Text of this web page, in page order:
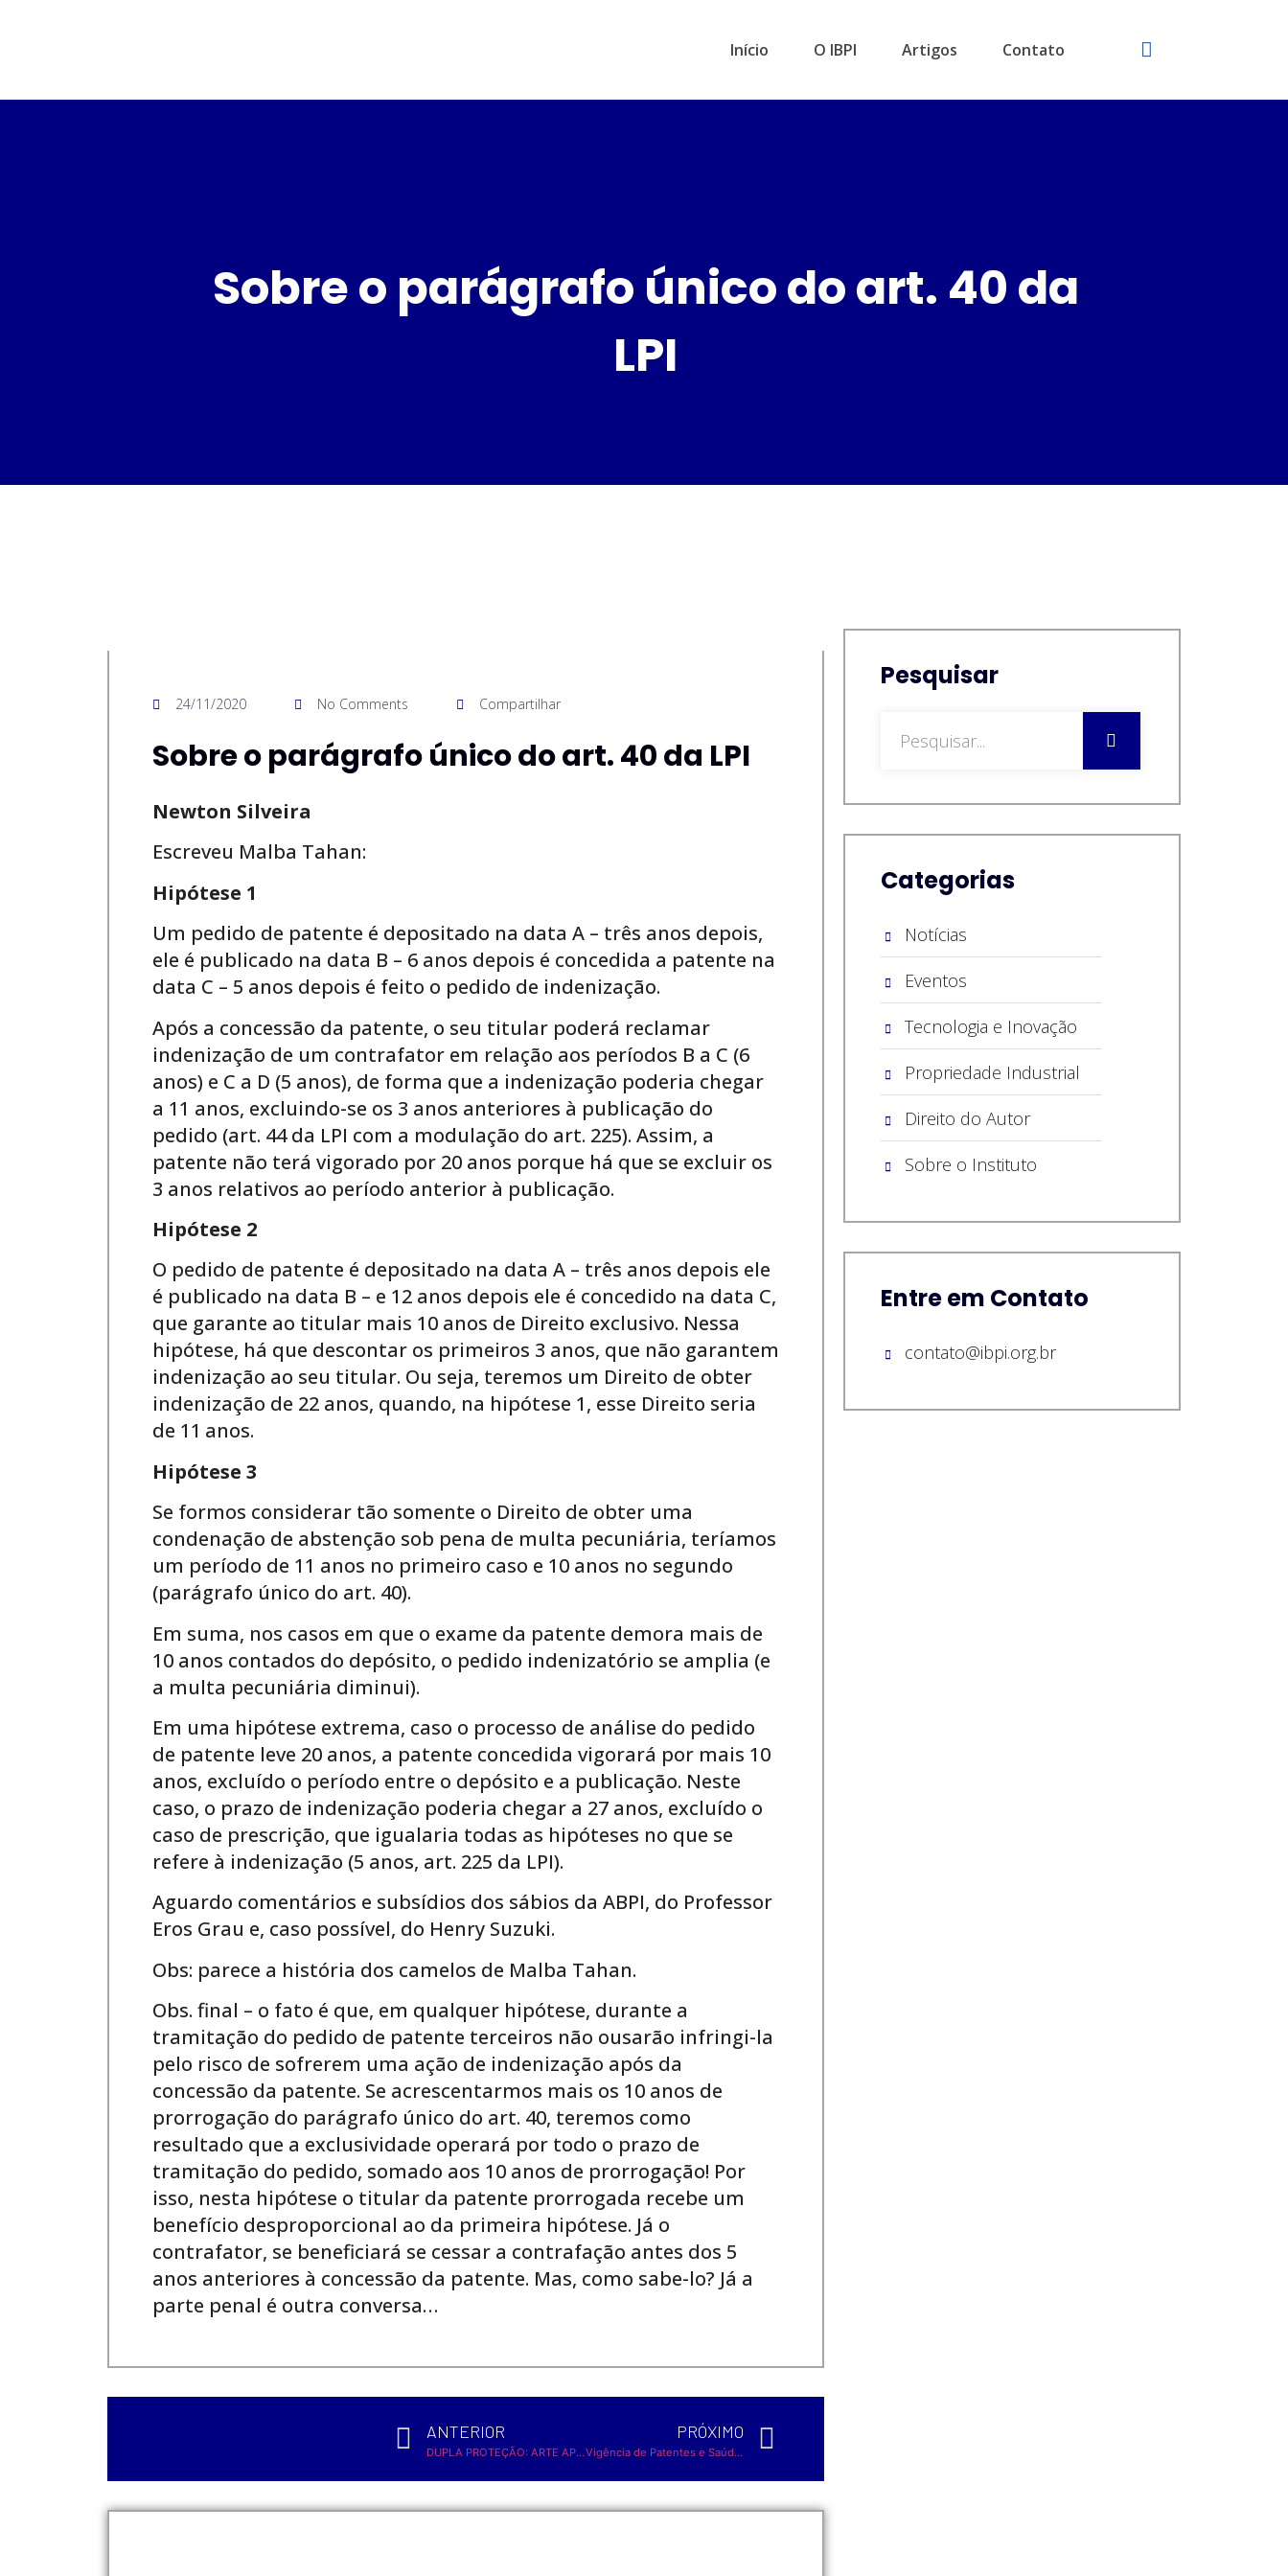
Início O IBPI Artigos Contato
Sobre o parágrafo único do art. 40 da
LPI
24/11/2020 No Comments Compartilhar
Sobre o parágrafo único do art. 40 da LPI
Newton Silveira
Escreveu Malba Tahan:
Hipótese 1
Um pedido de patente é depositado na data A – três anos depois,
ele é publicado na data B – 6 anos depois é concedida a patente na
data C – 5 anos depois é feito o pedido de indenização.
Após a concessão da patente, o seu titular poderá reclamar
indenização de um contrafator em relação aos períodos B a C (6
anos) e C a D (5 anos), de forma que a indenização poderia chegar
a 11 anos, excluindo-se os 3 anos anteriores à publicação do
pedido (art. 44 da LPI com a modulação do art. 225). Assim, a
patente não terá vigorado por 20 anos porque há que se excluir os
3 anos relativos ao período anterior à publicação.
Hipótese 2
O pedido de patente é depositado na data A – três anos depois ele
é publicado na data B – e 12 anos depois ele é concedido na data C,
que garante ao titular mais 10 anos de Direito exclusivo. Nessa
hipótese, há que descontar os primeiros 3 anos, que não garantem
indenização ao seu titular. Ou seja, teremos um Direito de obter
indenização de 22 anos, quando, na hipótese 1, esse Direito seria
de 11 anos.
Hipótese 3
Se formos considerar tão somente o Direito de obter uma
condenação de abstenção sob pena de multa pecuniária, teríamos
um período de 11 anos no primeiro caso e 10 anos no segundo
(parágrafo único do art. 40).
Em suma, nos casos em que o exame da patente demora mais de
10 anos contados do depósito, o pedido indenizatório se amplia (e
a multa pecuniária diminui).
Em uma hipótese extrema, caso o processo de análise do pedido
de patente leve 20 anos, a patente concedida vigorará por mais 10
anos, excluído o período entre o depósito e a publicação. Neste
caso, o prazo de indenização poderia chegar a 27 anos, excluído o
caso de prescrição, que igualaria todas as hipóteses no que se
refere à indenização (5 anos, art. 225 da LPI).
Aguardo comentários e subsídios dos sábios da ABPI, do Professor
Eros Grau e, caso possível, do Henry Suzuki.
Obs: parece a história dos camelos de Malba Tahan.
Obs. final – o fato é que, em qualquer hipótese, durante a
tramitação do pedido de patente terceiros não ousarão infringi-la
pelo risco de sofrerem uma ação de indenização após da
concessão da patente. Se acrescentarmos mais os 10 anos de
prorrogação do parágrafo único do art. 40, teremos como
resultado que a exclusividade operará por todo o prazo de
tramitação do pedido, somado aos 10 anos de prorrogação! Por
isso, nesta hipótese o titular da patente prorrogada recebe um
benefício desproporcional ao da primeira hipótese. Já o
contrafator, se beneficiará se cessar a contrafação antes dos 5
anos anteriores à concessão da patente. Mas, como sabe-lo? Já a
parte penal é outra conversa…
ANTERIOR
DUPLA PROTEÇÃO: ARTE APLICADA
PRÓXIMO
Vigência de Patentes e Saúde Pública
Pesquisar
Categorias
Notícias
Eventos
Tecnologia e Inovação
Propriedade Industrial
Direito do Autor
Sobre o Instituto
Entre em Contato
contato@ibpi.org.br